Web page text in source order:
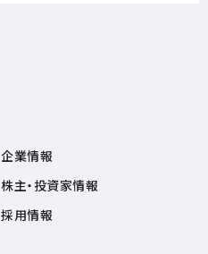
企業情報
株主・投資家情報
採用情報